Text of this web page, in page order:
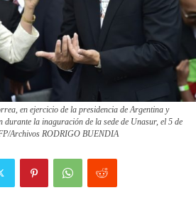
en ejercicio de la presidencia de Argentina y
durante la inaguración de la sede de Unasur, el 5 de
Archivos RODRIGO BUENDIA